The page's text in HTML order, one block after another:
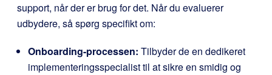
support, når der er brug for det. Når du evaluerer
udbydere, så spørg specifikt om:
Onboarding-processen: Tilbyder de en dedikeret
implementeringsspecialist til at sikre en smidig og